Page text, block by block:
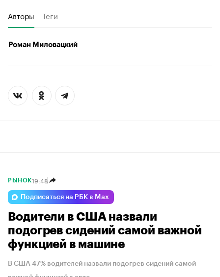
Авторы Теги
Роман Миловацкий
РЫНОК19:48
Подписаться на РБК в Max
Водители в США назвали
подогрев сидений самой важной
функцией в машине
В США 47% водителей назвали подогрев сидений самой